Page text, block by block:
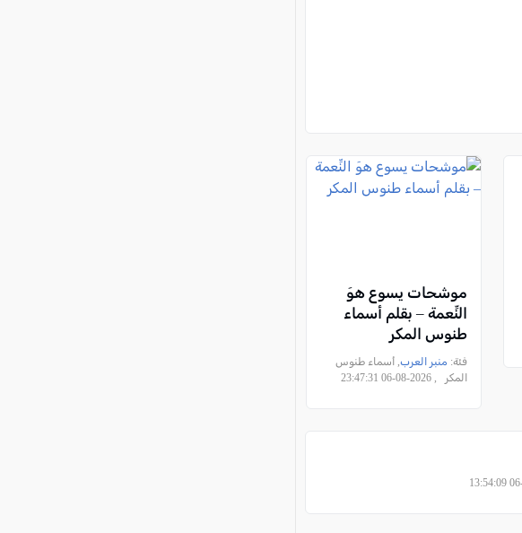
موشحات يسوع هوَ
النِّعمة – بقلم أسماء
طنوس المكر
فئة: منبر العرب, أسماء طنوس
المكر , 2026-08-06 23:47:31